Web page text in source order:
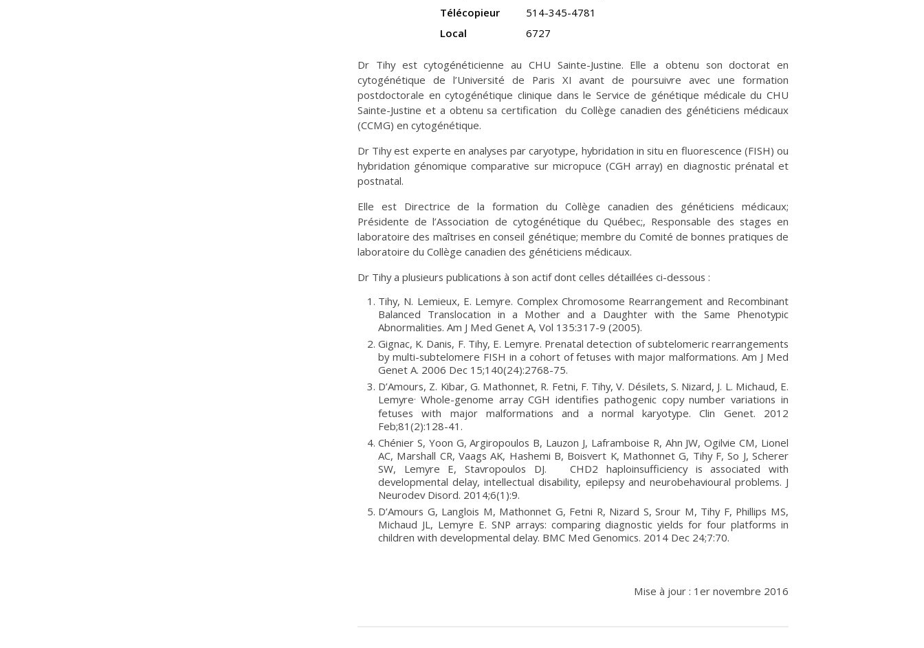
Télécopieur
514-345-4781
Local
6727
Dr Tihy est cytogénéticienne au CHU Sainte-Justine. Elle a obtenu son doctorat en
cytogénétique de l’Université de Paris XI avant de poursuivre avec une formation
postdoctorale en cytogénétique clinique dans le Service de génétique médicale du CHU
Sainte-Justine et a obtenu sa certification du Collège canadien des généticiens médicaux
(CCMG) en cytogénétique.
Dr Tihy est experte en analyses par caryotype, hybridation in situ en fluorescence (FISH) ou
hybridation génomique comparative sur micropuce (CGH array) en diagnostic prénatal et
postnatal.
Elle est Directrice de la formation du Collège canadien des généticiens médicaux;
Présidente de l’Association de cytogénétique du Québec;, Responsable des stages en
laboratoire des maîtrises en conseil génétique; membre du Comité de bonnes pratiques de
laboratoire du Collège canadien des généticiens médicaux.
Dr Tihy a plusieurs publications à son actif dont celles détaillées ci-dessous :
Tihy, N. Lemieux, E. Lemyre. Complex Chromosome Rearrangement and Recombinant
Balanced Translocation in a Mother and a Daughter with the Same Phenotypic
Abnormalities. Am J Med Genet A, Vol 135:317-9 (2005).
Gignac, K. Danis, F. Tihy, E. Lemyre. Prenatal detection of subtelomeric rearrangements
by multi-subtelomere FISH in a cohort of fetuses with major malformations. Am J Med
Genet A. 2006 Dec 15;140(24):2768-75.
D’Amours, Z. Kibar, G. Mathonnet, R. Fetni, F. Tihy, V. Désilets, S. Nizard, J. L. Michaud, E.
Lemyre. Whole-genome array CGH identifies pathogenic copy number variations in
fetuses with major malformations and a normal karyotype. Clin Genet. 2012
Feb;81(2):128-41.
Chénier S, Yoon G, Argiropoulos B, Lauzon J, Laframboise R, Ahn JW, Ogilvie CM, Lionel
AC, Marshall CR, Vaags AK, Hashemi B, Boisvert K, Mathonnet G, Tihy F, So J, Scherer
SW, Lemyre E, Stavropoulos DJ. CHD2 haploinsufficiency is associated with
developmental delay, intellectual disability, epilepsy and neurobehavioural problems. J
Neurodev Disord. 2014;6(1):9.
D’Amours G, Langlois M, Mathonnet G, Fetni R, Nizard S, Srour M, Tihy F, Phillips MS,
Michaud JL, Lemyre E. SNP arrays: comparing diagnostic yields for four platforms in
children with developmental delay. BMC Med Genomics. 2014 Dec 24;7:70.
Mise à jour : 1er novembre 2016